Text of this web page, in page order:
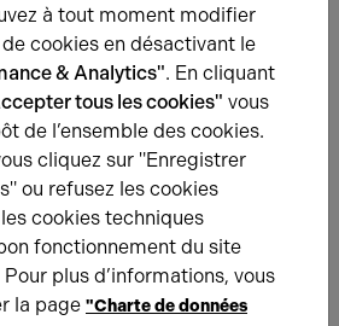
nos experts pour vous
votre projet d’immobilier
à tout moment modifier
cookies en désactivant le
& Analytics". En cliquant
tous les cookies" vous
de l’ensemble des cookies.
cliquez sur "Enregistrer
ou refusez les cookies
cookies techniques
fonctionnement du site
plus d’informations, vous
la page "Charte de données